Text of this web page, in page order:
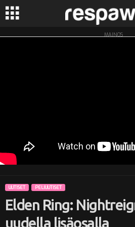
R
w
MAINOS
UUTISET PELIUUTISET
Elden Ring:
uudella lisäosalla